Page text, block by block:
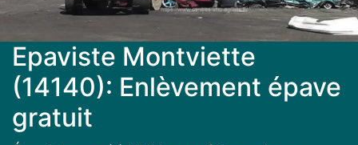
Epaviste Montviette
(14140): Enlèvement épave
gratuit